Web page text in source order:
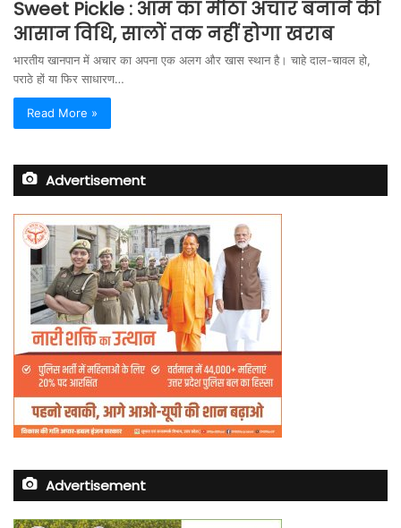
Sweet Pickle : आम का मीठा अचार बनाने की
आसान विधि, सालों तक नहीं होगा खराब
भारतीय खानपान में अचार का अपना एक अलग और खास स्थान है। चाहे दाल-चावल हो,
पराठे हों या फिर साधारण…
Read More »
Advertisement
Advertisement